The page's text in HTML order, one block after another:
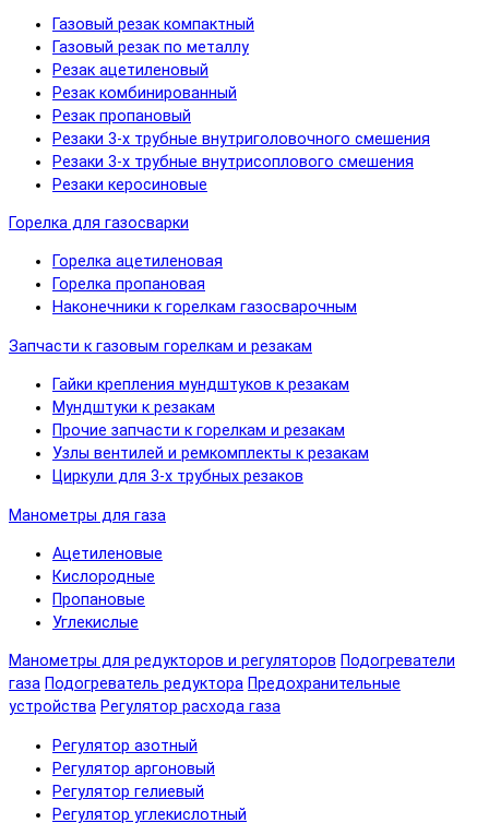
Газовый резак компактный
Газовый резак по металлу
Резак ацетиленовый
Резак комбинированный
Резак пропановый
Резаки 3-х трубные внутриголовочного смешения
Резаки 3-х трубные внутрисоплового смешения
Резаки керосиновые
Горелка для газосварки
Горелка ацетиленовая
Горелка пропановая
Наконечники к горелкам газосварочным
Запчасти к газовым горелкам и резакам
Гайки крепления мундштуков к резакам
Мундштуки к резакам
Прочие запчасти к горелкам и резакам
Узлы вентилей и ремкомплекты к резакам
Циркули для 3-х трубных резаков
Манометры для газа
Ацетиленовые
Кислородные
Пропановые
Углекислые
Манометры для редукторов и регуляторов Подогреватели
газа Подогреватель редуктора Предохранительные
устройства Регулятор расхода газа
Регулятор азотный
Регулятор аргоновый
Регулятор гелиевый
Регулятор углекислотный